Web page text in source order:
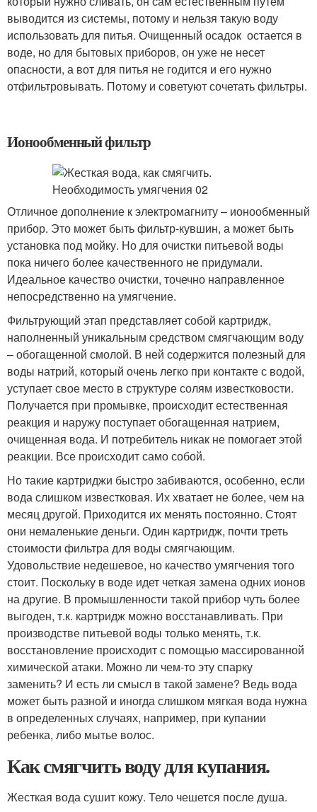
выводится из системы, потому и нельзя такую воду
использовать для питья. Очищенный осадок остается в
воде, но для бытовых приборов, он уже не несет
опасности, а вот для питья не годится и его нужно
отфильтровывать. Потому и советуют сочетать фильтры.
Ионообменный фильтр
Отличное дополнение к электромагниту – ионообменный
прибор. Это может быть фильтр-кувшин, а может быть
установка под мойку. Но для очистки питьевой воды
пока ничего более качественного не придумали.
Идеальное качество очистки, точечно направленное
непосредственно на умягчение.
Фильтрующий этап представляет собой картридж,
наполненный уникальным средством смягчающим воду
– обогащенной смолой. В ней содержится полезный для
воды натрий, который очень легко при контакте с водой,
уступает свое место в структуре солям известковости.
Получается при промывке, происходит естественная
реакция и наружу поступает обогащенная натрием,
очищенная вода. И потребитель никак не помогает этой
реакции. Все происходит само собой.
Но такие картриджи быстро забиваются, особенно, если
вода слишком известковая. Их хватает не более, чем на
месяц другой. Приходится их менять постоянно. Стоят
они немаленькие деньги. Один картридж, почти треть
стоимости фильтра для воды смягчающим.
Удовольствие недешевое, но качество умягчения того
стоит. Поскольку в воде идет четкая замена одних ионов
на другие. В промышленности такой прибор чуть более
выгоден, т.к. картридж можно восстанавливать. При
производстве питьевой воды только менять, т.к.
восстановление происходит с помощью массированной
химической атаки. Можно ли чем-то эту спарку
заменить? И есть ли смысл в такой замене? Ведь вода
может быть разной и иногда слишком мягкая вода нужна
в определенных случаях, например, при купании
ребенка, либо мытье волос.
Как смягчить воду для купания.
Жесткая вода сушит кожу. Тело чешется после душа.